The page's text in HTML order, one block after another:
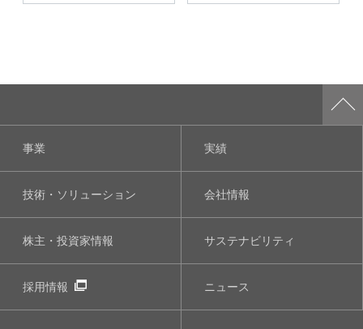
事業 実績
技術・ソリューション 会社情報
株主・投資家情報 サステナビリティ
採用情報 ニュース